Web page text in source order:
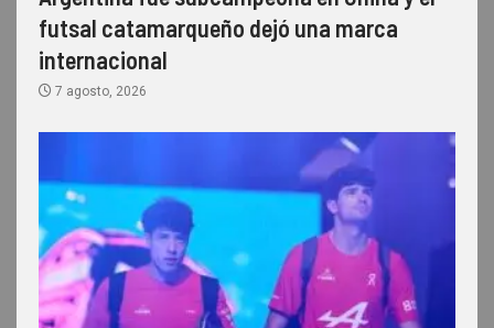
futsal catamarqueño dejó una marca
internacional
7 agosto, 2026